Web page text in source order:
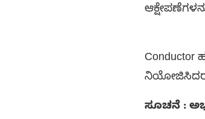
ಸದರಿ
ನಿಯೋಜಿಸಿದರೂ
ಸೂಚನೆ :